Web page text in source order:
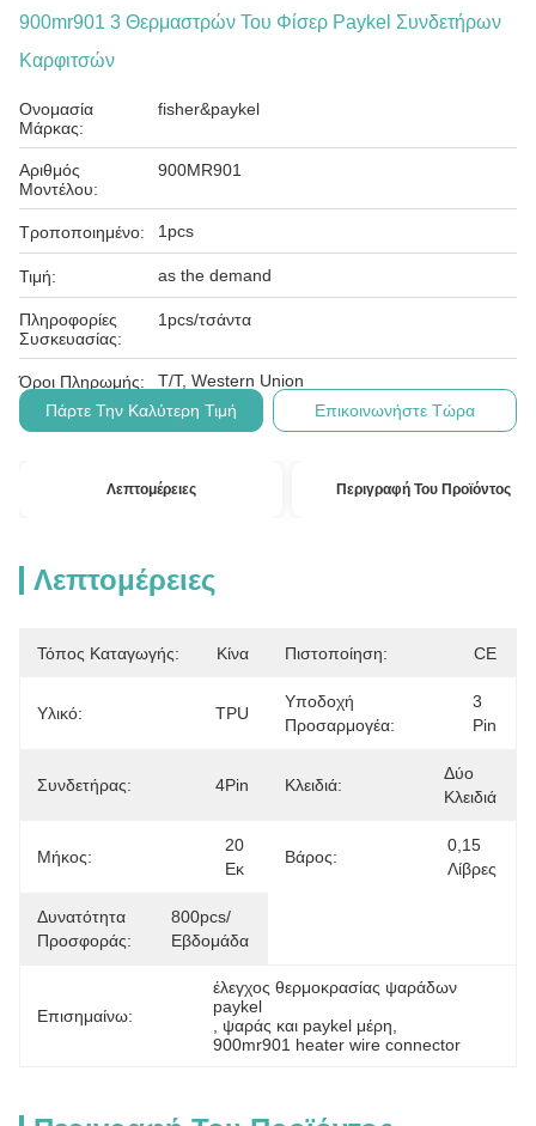
900mr901 3 Θερμαστρών Του Φίσερ Paykel Συνδετήρων
Καρφιτσών
Ονομασία
Μάρκας:
fisher&paykel
Αριθμός
Μοντέλου:
900MR901
Τροποποιημένο: 1pcs
Τιμή: as the demand
Πληροφορίες
Συσκευασίας:
1pcs/τσάντα
Όροι Πληρωμής:
T/T, Western Union
Πάρτε Την Καλύτερη Τιμή
Επικοινωνήστε Τώρα
Λεπτομέρειες Περιγραφή Του Προϊόντος
Λεπτομέρειες
Τόπος Καταγωγής: Κίνα Πιστοποίηση: CE
Υλικό: TPU
Υποδοχή
Προσαρμογέα:
3
Pin
Συνδετήρας: 4Pin Κλειδιά:
Δύο
Κλειδιά
Μήκος:
20
Εκ
Βάρος:
0,15
Λίβρες
Δυνατότητα
Προσφοράς:
800pcs/
Εβδομάδα
Επισημαίνω:
έλεγχος θερμοκρασίας ψαράδων
paykel
ψαράς και paykel μέρη
900mr901 heater wire connector